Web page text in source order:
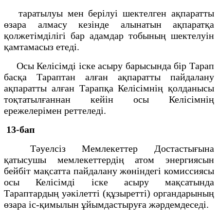
таратылуы мен берілуі шектелген ақпаратты
өзара алмасу кезінде алынатын ақпаратқа
қолжетімділігі бар адамдар тобының шектелуін
қамтамасыз етеді.
Осы Келісімді іске асыру барысында бір Тарап
басқа Тараптан алған ақпаратты пайдалану
ақпаратты алған Тарапқа Келісімнің қолданысы
тоқтатылғаннан кейін осы Келісімнің
ережелерімен реттеледі.
13-бап
Тәуелсіз Мемлекеттер Достастығына
қатысушы мемлекеттердің атом энергиясын
бейбіт мақсатта пайдалану жөніндегі комиссиясы
осы Келісімді іске асыру мақсатында
Тараптардың уәкілетті (құзыретті) органдарының
өзара іс-қимылын ұйымдастыруға жәрдемдеседі.